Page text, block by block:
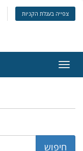
צפייה בעגלת הקניות